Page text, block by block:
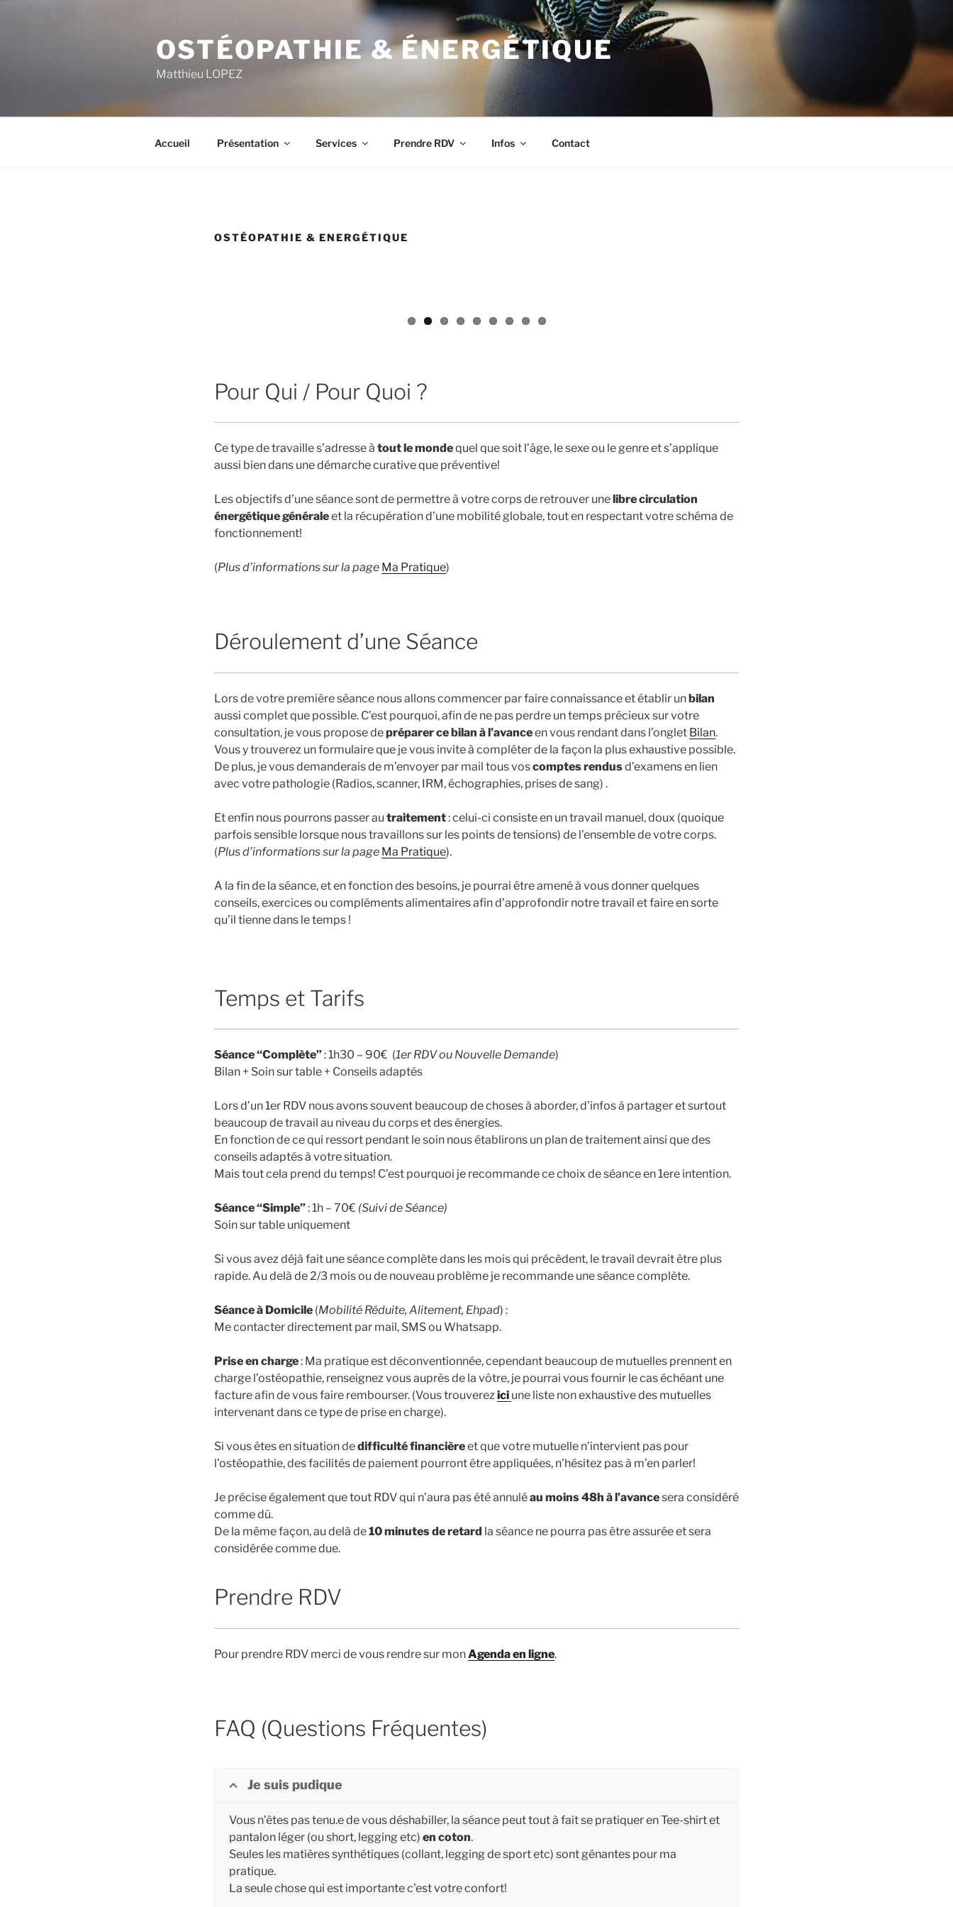
OSTÉOPATHIE & ÉNERGÉTIQUE
Matthieu LOPEZ
Accueil Présentation Services Prendre RDV Infos Contact
OSTÉOPATHIE & ENERGÉTIQUE
Pour Qui / Pour Quoi ?
Ce type de travaille s’adresse à tout le mondequel que soit l’âge, le sexe ou le genre et s’applique
aussi bien dans une démarche curative que préventive!
Les objectifs d’une séance sont de permettre à votre corps de retrouver unelibre circulation
énergétique généraleet la récupération d’une mobilité globale, tout en respectant votre schéma de
fonctionnement!
(Plus d’informations sur la page Ma Pratique)
Déroulement d’une Séance
Lors de votre première séance nous allons commencer par faire connaissance et établir unbilan
aussi complet que possible. C’est pourquoi, afin de ne pas perdre un temps précieux sur votre
consultation, je vous propose depréparer ce bilan à l’avanceen vous rendant dans l’onglet Bilan.
Vous y trouverez un formulaireque je vous invite à compléter de la façon la plus exhaustive possible.
De plus, je vous demanderais de m’envoyer par mail tous voscomptes rendusd’examens en lien
avec votre pathologie (Radios, scanner, IRM, échographies, prises de sang) .
Et enfin nous pourrons passer au traitement: celui-ci consiste en un travail manuel, doux (quoique
parfois sensible lorsque nous travaillons sur les points de tensions) de l’ensemble de votre corps.
(Plus d’informations sur la page Ma Pratique).
A la fin de la séance, et en fonction des besoins, je pourrai être amené à vous donner quelques
conseils, exercices ou compléments alimentaires afin d’approfondir notre travail et faire en sorte
qu’il tienne dans le temps !
Temps et Tarifs
Séance “Complète”: 1h30 – 90€ (1er RDV ou Nouvelle Demande)
Bilan + Soin sur table + Conseils adaptés
Lors d’un 1er RDV nous avons souvent beaucoup de choses à aborder, d’infos à partager et surtout
beaucoup de travail au niveau du corps et des énergies.
En fonction de ce qui ressort pendant le soin nous établirons un plan de traitement ainsi que des
conseils adaptés à votre situation.
Mais tout cela prend du temps! C’est pourquoi je recommande ce choix de séance en 1ere intention.
Séance “Simple”: 1h – 70€ (Suivi de Séance)
Soin sur table uniquement
Si vous avez déjà fait une séance complète dans les mois qui précèdent, le travail devrait être plus
rapide. Au delà de 2/3 mois ou de nouveau problème je recommande une séance complète.
Séance à Domicile (Mobilité Réduite, Alitement, Ehpad) :
Me contacter directement par mail, SMS ou Whatsapp.
Prise en charge: Ma pratique est déconventionnée, cependant beaucoup de mutuelles prennent en
charge l’ostéopathie, renseignez vous auprès de la vôtre, je pourrai vous fournir le cas échéant une
facture afin de vous faire rembourser. (Vous trouverezici une liste non exhaustive des mutuelles
intervenant dans ce type de prise en charge).
Si vous êtes en situation dedifficulté financièreet que votre mutuelle n’intervient pas pour
l’ostéopathie, des facilités de paiement pourront être appliquées, n’hésitez pas à m’en parler!
Je précise également que tout RDV qui n’aura pas été annuléau moins 48h à l’avancesera considéré
comme dû.
De la même façon, au delà de10 minutes de retard la séance ne pourra pas être assurée et sera
considérée comme due.
Prendre RDV
Pour prendre RDV merci de vous rendre sur monAgenda en ligne.
FAQ (Questions Fréquentes)
Je suis pudique
Vous n’êtes pas tenu.e de vous déshabiller, la séance peut tout à fait se pratiquer en Tee-shirt et
pantalon léger (ou short, legging etc) en coton.
Seules les matières synthétiques (collant, legging de sport etc) sont gênantes pour ma
pratique.
La seule chose qui est importante c’est votre confort!